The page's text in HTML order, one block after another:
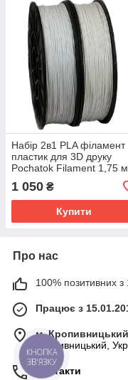
Набір 2в1 PLA філамент
пластик для 3D друку
Pochatok Filament 1,75
0,75 кг Теплий білий и
Сніжно-білий
1 050 ₴
Купити
Про нас
100% позитивних з
Працює з
м. Кропивницький
Кропивницький,
Контакти
КНОПКА
ЗВ'ЯЗКУ